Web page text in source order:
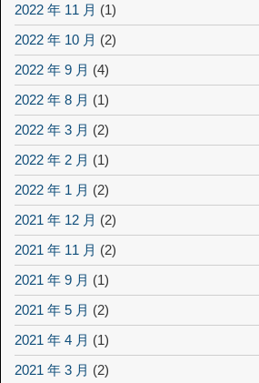
2022 年 11 月 (1)
2022 年 10 月 (2)
2022 年 9 月 (4)
2022 年 8 月 (1)
2022 年 3 月 (2)
2022 年 2 月 (1)
2022 年 1 月 (2)
2021 年 12 月 (2)
2021 年 11 月 (2)
2021 年 9 月 (1)
2021 年 5 月 (2)
2021 年 4 月 (1)
2021 年 3 月 (2)